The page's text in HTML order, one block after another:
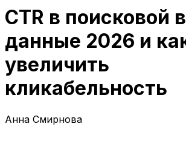
CTR в поисковой
данные 2026 и
увеличить
кликабельность
Анна Смирнова